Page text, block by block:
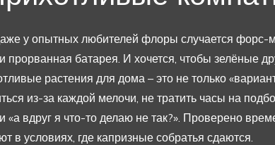
у опытных любителей флоры случается форс-
прорванная батарея. И хочется, чтобы зелёные
растения для дома – это не только
из-за каждой мелочи, не тратить часы на
«а вдруг я что-то делаю не так?». Проверено
в условиях, где капризные собратья сдаются.